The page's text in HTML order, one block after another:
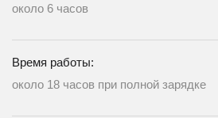
около 6 часов
Время работы:
около 18 часов при полной зарядке